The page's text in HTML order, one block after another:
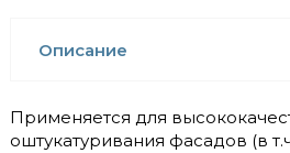
Описание
Применяется для
оштукатуривания фасадов (в